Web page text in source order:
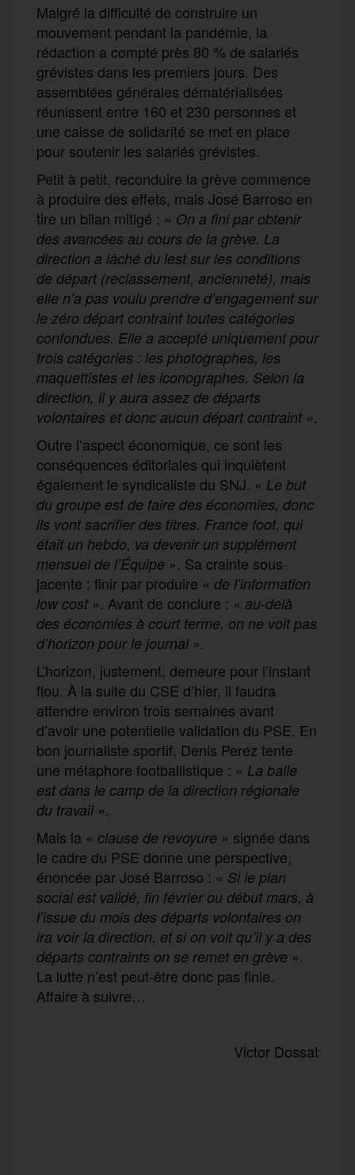
Malgré la difficulté de construire un
mouvement pendant la pandémie, la
rédaction a compté près 80 % de salariés
grévistes dans les premiers jours. Des
assemblées générales dématérialisées
réunissent entre 160 et 230 personnes et
une caisse de solidarité se met en place
pour soutenir les salariés grévistes.
Petit à petit, reconduire la grève commence
à produire des effets, mais José Barroso en
tire un bilan mitigé : « On a fini par obtenir
des avancées au cours de la grève. La
direction a lâché du lest sur les conditions
de départ (reclassement, ancienneté), mais
elle n’a pas voulu prendre d’engagement sur
le zéro départ contraint toutes catégories
confondues. Elle a accepté uniquement pour
trois catégories : les photographes, les
maquettistes et les iconographes. Selon la
direction, il y aura assez de départs
volontaires et donc aucun départ contraint».
Outre l’aspect économique, ce sont les
conséquences éditoriales qui inquiètent
également le syndicaliste du SNJ. « Le but
du groupe est de faire des économies, donc
ils vont sacrifier des titres. France foot, qui
était un hebdo, va devenir un supplément
mensuel de l’Équipe ». Sa crainte sous-
jacente : finir par produire « de l’information
low cost». Avant de conclure : « au-delà
des économies à court terme, on ne voit pas
d’horizon pour le journal».
L’horizon, justement, demeure pour l’instant
flou. À la suite du CSE d’hier, il faudra
attendre environ trois semaines avant
d’avoir une potentielle validation du PSE. En
bon journaliste sportif, Denis Perez tente
une métaphore footballistique : « La balle
est dans le camp de la direction régionale
du travail ».
Mais la « clause de revoyure » signée dans
le cadre du PSE donne une perspective,
énoncée par José Barroso : « Si le plan
social est validé, fin février ou début mars, à
l’issue du mois des départs volontaires on
ira voir la direction, et si on voit qu’il y a des
départs contraints on se remet en grève ».
La lutte n’est peut-être donc pas finie.
Affaire à suivre…
Victor Dossat